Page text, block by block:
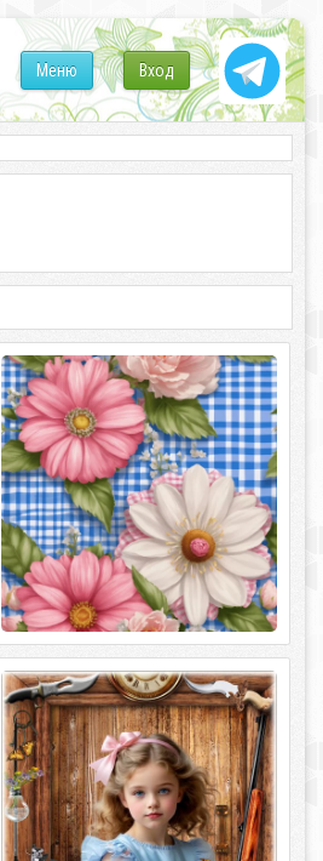
Вход
Меню
Цветочное волшебство: розовый и
синий
Летняя фоторамка с милыми
животными - Вот такая дружба
Летняя фоторамка с милыми
животными - Вот такая дружба PSD |
4961 х 3508 | 300 dpi | 158 Mb Автор: